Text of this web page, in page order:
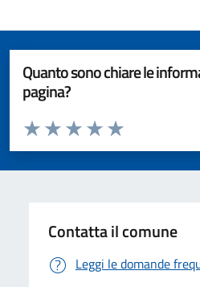
Quanto sono chiare le
pagina?
Valuta da 1 a 5 stelle la pagina
Valuta 5 stelle
Valuta 4 stelle su 5
Valuta 3 stelle su 5
Valuta 2 stelle su 5
Valuta 1 stelle su 5
Contatta il comune
Leggi le domande